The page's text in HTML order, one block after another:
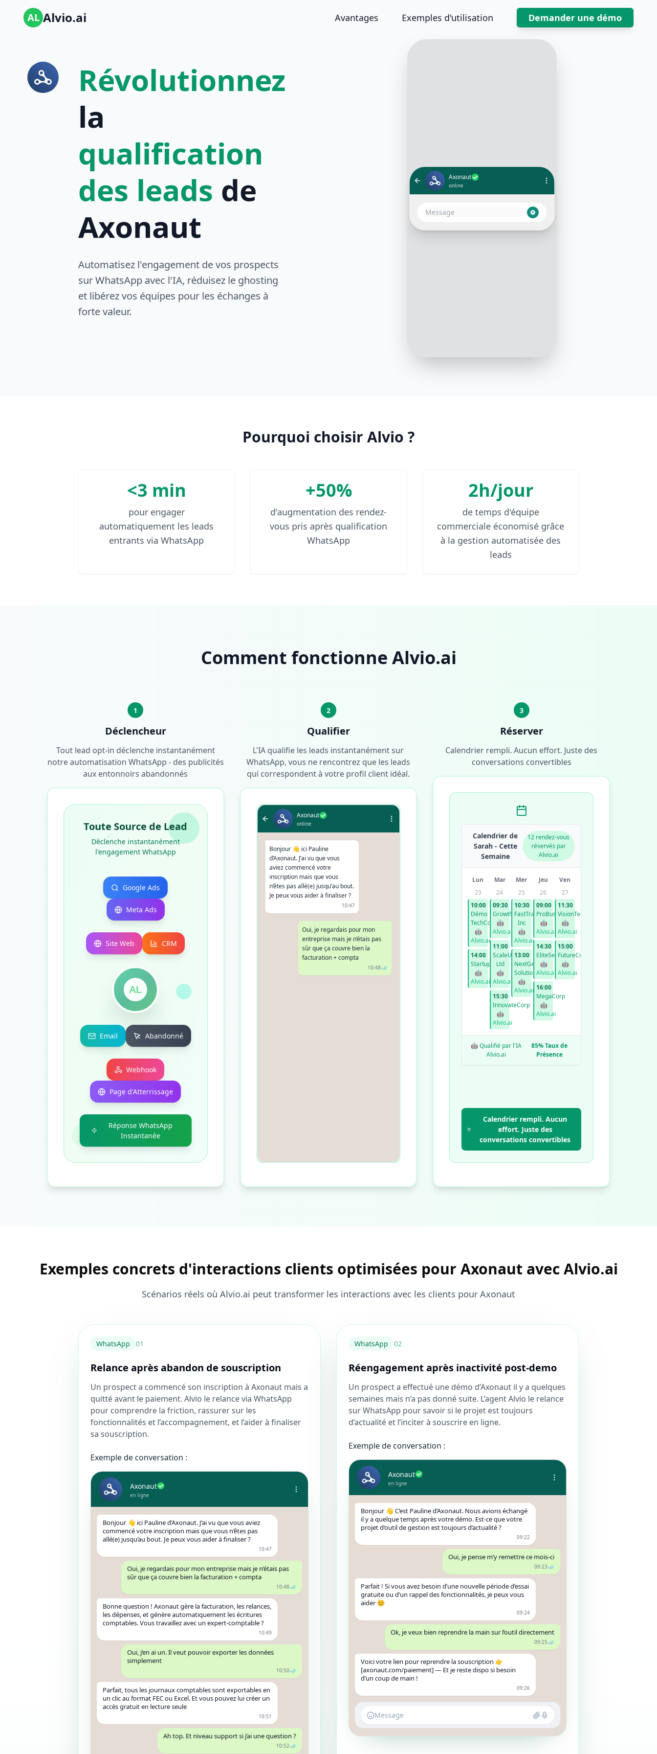
AL Alvio.ai Avantages Exemples d'utilisation Demander une démo
Révolutionnez
la
qualification
des leads de
Axonaut
Automatisez l'engagement de vos prospects
sur WhatsApp avec l'IA, réduisez le ghosting
et libérez vos équipes pour les échanges à
forte valeur.
Axonaut
online
Bonjour 👋 ici Pauline
commencé votre inscription
Pourquoi choisir Alvio ?
<3 min
pour engager
automatiquement les leads
entrants via WhatsApp
+50%
d'augmentation des rendez-
vous pris après qualification
WhatsApp
2h/jour
de temps d'équipe
commerciale économisé grâce
à la gestion automatisée des
leads
Comment fonctionne Alvio.ai
1
Déclencheur
Tout lead opt-in déclenche instantanément
notre automatisation WhatsApp - des publicités
aux entonnoirs abandonnés
Toute Source de Lead
Déclenche instantanément
l'engagement WhatsApp
Google Ads
Meta Ads
Site Web CRM
AL
Email Abandonné
Webhook
Page d'Atterrissage
Réponse WhatsApp
Instantanée
2
Qualifier
L'IA qualifie les leads instantanément sur
WhatsApp, vous ne rencontrez que les leads
qui correspondent à votre profil client idéal.
Axonaut
online
Bonjour 👋 ici Pauline
d’Axonaut. J’ai vu que vous
aviez commencé votre
inscription mais que vous
n’êtes pas allé(e) jusqu’au bout.
Je peux vous aider à finaliser ?
10:47
Oui, je regardais pour mon
entreprise mais je n’étais pas
sûr que ça couvre bien la
facturation + compta
10:48
3
Réserver
Calendrier rempli. Aucun effort. Juste des
conversations convertibles
Calendrier de
Sarah - Cette
Semaine
12 rendez-vous
réservés par
Alvio.ai
Lun Mar Mer Jeu
Ven
23
10:00
Démo
TechCorp
🤖
Alvio.ai
14:00
StartupXYZ
🤖
Alvio.ai
24
09:30
GrowthCo
🤖
Alvio.ai
11:00
ScaleUp
Ltd
🤖
Alvio.ai
15:30
InnovateCorp
🤖
Alvio.ai
25
10:30
FastTrack
Inc
🤖
Alvio.ai
13:00
NextGen
Solutions
🤖
Alvio.ai
26
09:00
ProBusiness
🤖
Alvio.ai
14:30
EliteServices
🤖
Alvio.ai
16:00
MegaCorp
🤖
Alvio.ai
27
11:30
VisionTech
🤖
Alvio.ai
15:00
FutureCorp
🤖
Alvio.ai
🤖 Qualifié par l'IA
Alvio.ai
85% Taux de
Présence
Calendrier rempli. Aucun
effort. Juste des
conversations convertibles
Exemples concrets d'interactions clients optimisées pour Axonaut avec Alvio.ai
Scénarios réels où Alvio.ai peut transformer les interactions avec les clients pour Axonaut
WhatsApp 01
Relance après abandon de souscription
Un prospect a commencé son inscription à Axonaut mais a
quitté avant le paiement. Alvio le relance via WhatsApp
pour comprendre la friction, rassurer sur les
fonctionnalités et l’accompagnement, et l’aider à finaliser
sa souscription.
Exemple de conversation :
Axonaut
en ligne
Bonjour 👋 ici Pauline d’Axonaut. J’ai vu que vous aviez
commencé votre inscription mais que vous n’êtes pas
allé(e) jusqu’au bout. Je peux vous aider à finaliser ?
10:47
Oui, je regardais pour mon entreprise mais je n’étais pas
sûr que ça couvre bien la facturation + compta
10:48
Bonne question ! Axonaut gère la facturation, les relances,
les dépenses, et génère automatiquement les écritures
comptables. Vous travaillez avec un expert-comptable ?
10:49
Oui, j’en ai un. Il veut pouvoir exporter les données
simplement
10:50
Parfait, tous les journaux comptables sont exportables en
un clic au format FEC ou Excel. Et vous pouvez lui créer un
accès gratuit en lecture seule
10:51
Ah top. Et niveau support si j’ai une question ?
10:52
WhatsApp 02
Réengagement après inactivité post-demo
Un prospect a effectué une démo d’Axonaut il y a quelques
semaines mais n’a pas donné suite. L’agent Alvio le relance
sur WhatsApp pour savoir si le projet est toujours
d’actualité et l’inciter à souscrire en ligne.
Exemple de conversation :
Axonaut
en ligne
Bonjour 👋 C’est Pauline d’Axonaut. Nous avions échangé
il y a quelque temps après votre démo. Est-ce que votre
projet d’outil de gestion est toujours d’actualité ?
09:22
Oui, je pense m’y remettre ce mois-ci
09:23
Parfait ! Si vous avez besoin d’une nouvelle période d’essai
gratuite ou d’un rappel des fonctionnalités, je peux vous
aider 😊
09:24
Ok, je veux bien reprendre la main sur l’outil directement
09:25
Voici votre lien pour reprendre la souscription 👉
[axonaut.com/paiement] — Et je reste dispo si besoin
d’un coup de main !
09:26
Message